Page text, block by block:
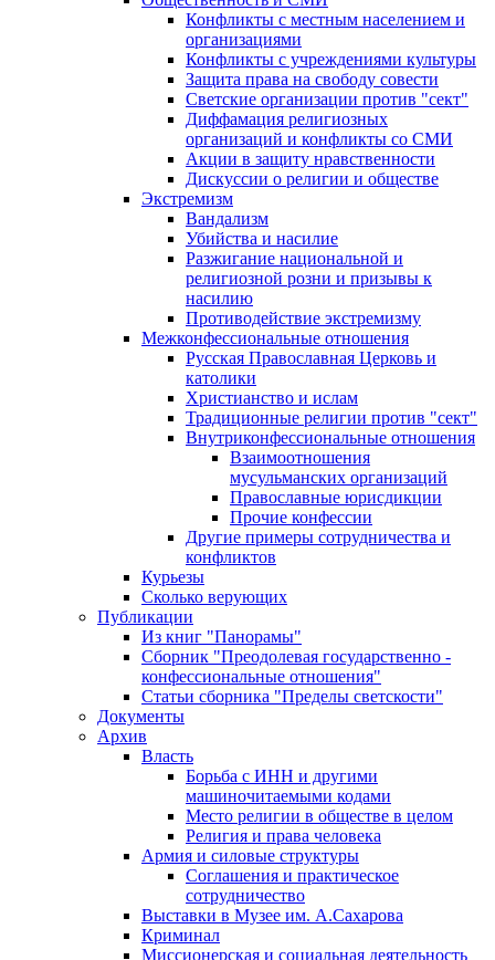
Конфликты с местным населением и
организациями
Конфликты с учреждениями культуры
Защита права на свободу совести
Светские организации против "сект"
Диффамация религиозных
организаций и конфликты со СМИ
Акции в защиту нравственности
Дискуссии о религии и обществе
Экстремизм
Вандализм
Убийства и насилие
Разжигание национальной и
религиозной розни и призывы к
насилию
Противодействие экстремизму
Межконфессиональные отношения
Русская Православная Церковь и
католики
Христианство и ислам
Традиционные религии против "сект"
Внутриконфессиональные отношения
Взаимоотношения
мусульманских организаций
Православные юрисдикции
Прочие конфессии
Другие примеры сотрудничества и
конфликтов
Курьезы
Сколько верующих
Публикации
Из книг "Панорамы"
Сборник "Преодолевая государственно -
конфессиональные отношения"
Статьи сборника "Пределы светскости"
Документы
Архив
Власть
Борьба с ИНН и другими
машиночитаемыми кодами
Место религии в обществе в целом
Религия и права человека
Армия и силовые структуры
Соглашения и практическое
сотрудничество
Выставки в Музее им. А.Сахарова
Криминал
Миссионерская и социальная деятельность